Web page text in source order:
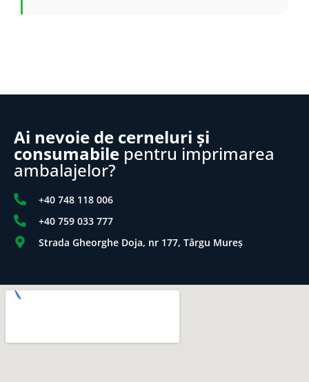
Ai nevoie de cerneluri și
consumabile pentru imprimarea
ambalajelor?
+40 748 118 006
+40 759 033 777
Strada Gheorghe Doja, nr 177, Târgu Mureș